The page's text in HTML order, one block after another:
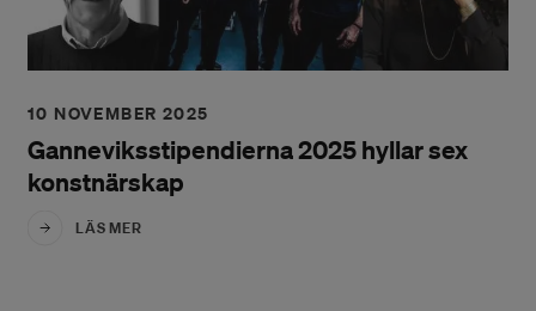
10 NOVEMBER 2025
Ganneviksstipendierna 2025 hyllar sex
konstnärskap
LÄS MER